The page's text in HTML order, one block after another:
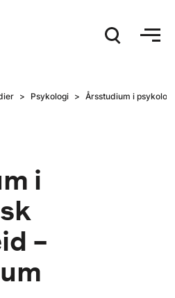
Psykologi Årsstudium i
i
–